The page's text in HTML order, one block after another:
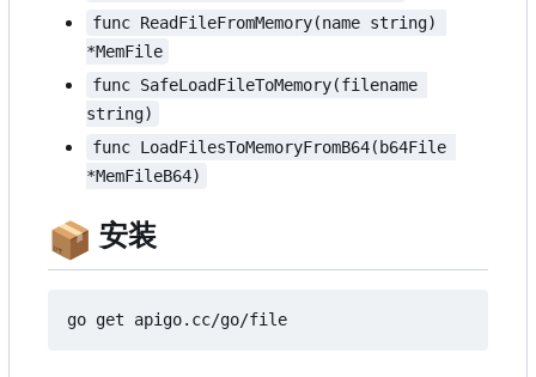
func ReadFileFromMemory(name string)
*MemFile
func SafeLoadFileToMemory(filename
string)
func LoadFilesToMemoryFromB64(b64File
*MemFileB64)
📦 安装